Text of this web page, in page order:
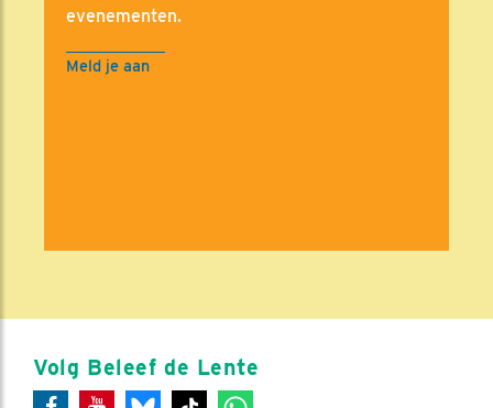
evenementen.
Meld je aan
Volg Beleef de Lente